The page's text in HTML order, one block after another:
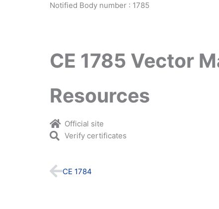
Notified Body number : 1785
CE 1785 Vector
Resources
Official site
Verify certificates
Prev
CE 1784